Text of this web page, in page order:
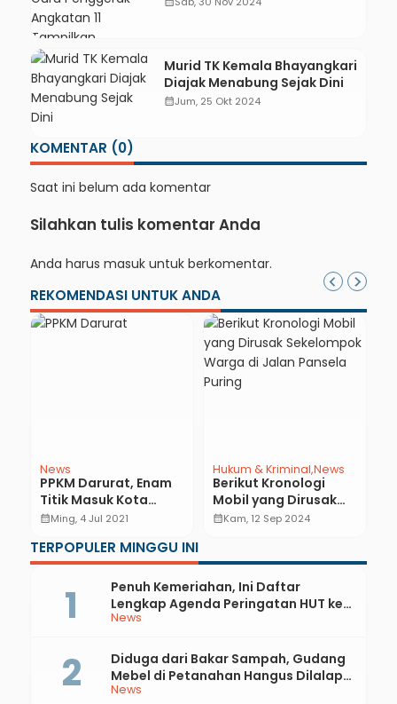
Murid TK Kemala Bhayangkari
Diajak Menabung Sejak Dini
calendar_monthJum, 25 Okt 2024
KOMENTAR (0)
Saat ini belum ada komentar
Silahkan tulis komentar Anda
Anda harus masuk untuk berkomentar.
REKOMENDASI UNTUK ANDA
News
PPKM Darurat, Enam
Titik Masuk Kota
Kebumen Ditutup
calendar_monthMing, 4 Jul 2021
Hukum & Kriminal News
Berikut Kronologi
Mobil yang Dirusak
Sekelompok Warga di
calendar_monthKam, 12 Sep 2024
TERPOPULER MINGGU INI
News
Penuh Kemeriahan, Ini Daftar
Lengkap Agenda Peringatan HUT ke-
81 RI dan Hari Jadi ke-397 Kabupaten
News
Diduga dari Bakar Sampah, Gudang
Mebel di Petanahan Hangus Dilalap
Api